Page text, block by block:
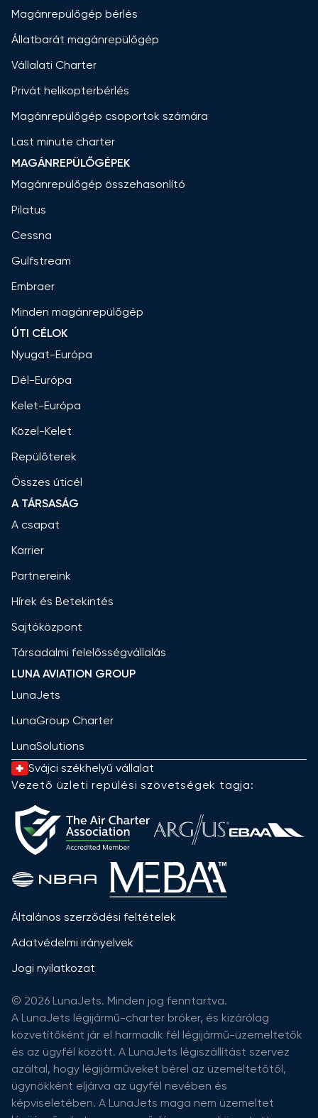
Magánrepülőgép bérlés
Állatbarát magánrepülőgép
Vállalati Charter
Privát helikopterbérlés
Magánrepülőgép csoportok számára
Last minute charter
MAGÁNREPÜLŐGÉPEK
Magánrepülőgép összehasonlító
Pilatus
Cessna
Gulfstream
Embraer
Minden magánrepülőgép
ÚTI CÉLOK
Nyugat-Európa
Dél-Európa
Kelet-Európa
Közel-Kelet
Repülőterek
Összes úticél
A TÁRSASÁG
A csapat
Karrier
Partnereink
Hírek és Betekintés
Sajtóközpont
Társadalmi felelősségvállalás
LUNA AVIATION GROUP
LunaJets
LunaGroup Charter
LunaSolutions
Svájci székhelyű vállalat
Vezető üzleti repülési szövetségek tagja:
Általános szerződési feltételek
Adatvédelmi irányelvek
Jogi nyilatkozat
© 2026 LunaJets. Minden jog fenntartva.
A LunaJets légijármű-charter bróker, és kizárólag
közvetítőként jár el harmadik fél légijármű-üzemeltetők
és az ügyfél között. A LunaJets légiszállítást szervez
azáltal, hogy légijárműveket bérel az üzemeltetőtől,
ügynökként eljárva az ügyfél nevében és
képviseletében. A LunaJets maga nem üzemeltet